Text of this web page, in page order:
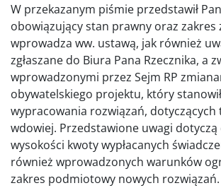
W przekazanym piśmie przedstawił
obowiązujący stan prawny oraz zakres
wprowadza ww. ustawą, jak również
zgłaszane do Biura Pana Rzecznika, a
wprowadzonymi przez Sejm RP
obywatelskiego projektu, który
wypracowania rozwiązań, dotyczących
wdowiej. Przedstawione uwagi
wysokości kwoty wypłacanych
również wprowadzonych warunków
zakres podmiotowy nowych rozwiązań.